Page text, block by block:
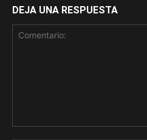
DEJA UNA RESPUESTA